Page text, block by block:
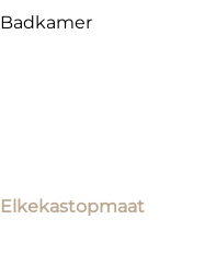
Badkamer
Elkekastopmaat